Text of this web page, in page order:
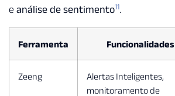
e análise de sentimento11.
Ferramenta Funcionalidades
Zeeng
Alertas Inteligentes,
monitoramento de